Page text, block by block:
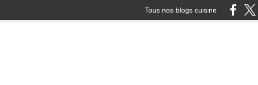
Tous nos blogs cuisine